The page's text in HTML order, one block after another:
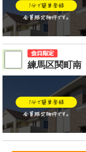
練馬区関町南